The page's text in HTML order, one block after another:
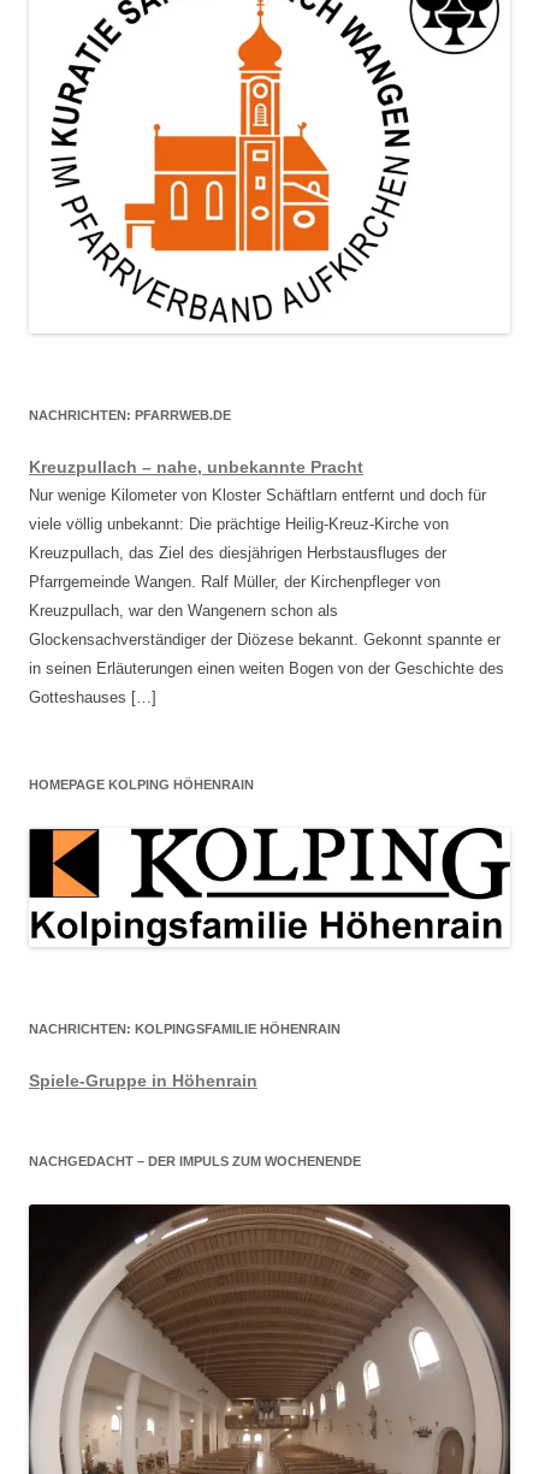
NACHRICHTEN: PFARRWEB.DE
Kreuzpullach – nahe, unbekannte Pracht
Nur wenige Kilometer von Kloster Schäftlarn entfernt und doch für
viele völlig unbekannt: Die prächtige Heilig-Kreuz-Kirche von
Kreuzpullach, das Ziel des diesjährigen Herbstausfluges der
Pfarrgemeinde Wangen. Ralf Müller, der Kirchenpfleger von
Kreuzpullach, war den Wangenern schon als
Glockensachverständiger der Diözese bekannt. Gekonnt spannte er
in seinen Erläuterungen einen weiten Bogen von der Geschichte des
Gotteshauses […]
HOMEPAGE KOLPING HÖHENRAIN
NACHRICHTEN: KOLPINGSFAMILIE HÖHENRAIN
Spiele-Gruppe in Höhenrain
NACHGEDACHT – DER IMPULS ZUM WOCHENENDE